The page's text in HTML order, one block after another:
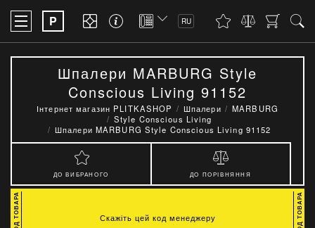
P RU
Шпалери MARBURG Style
Conscious Living 91152
Інтернет магазин PLITKASHOP Шпалери
MARBURG
Style Conscious Living
Шпалери MARBURG Style Conscious Living 91152
ДО ВИБРАНОГО ДО ПОРІВНЯННЯ
Скажіть цей код менеджеру